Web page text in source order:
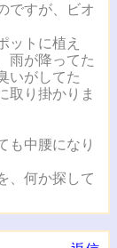
ですが、ビオ
ットに植え
雨が降ってた
いがしてた
取り掛かりま
も中腰になり
、何か探して